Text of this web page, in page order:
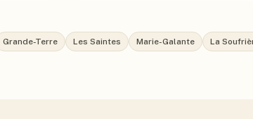
Grande-Terre Les Saintes Marie-Galante
La